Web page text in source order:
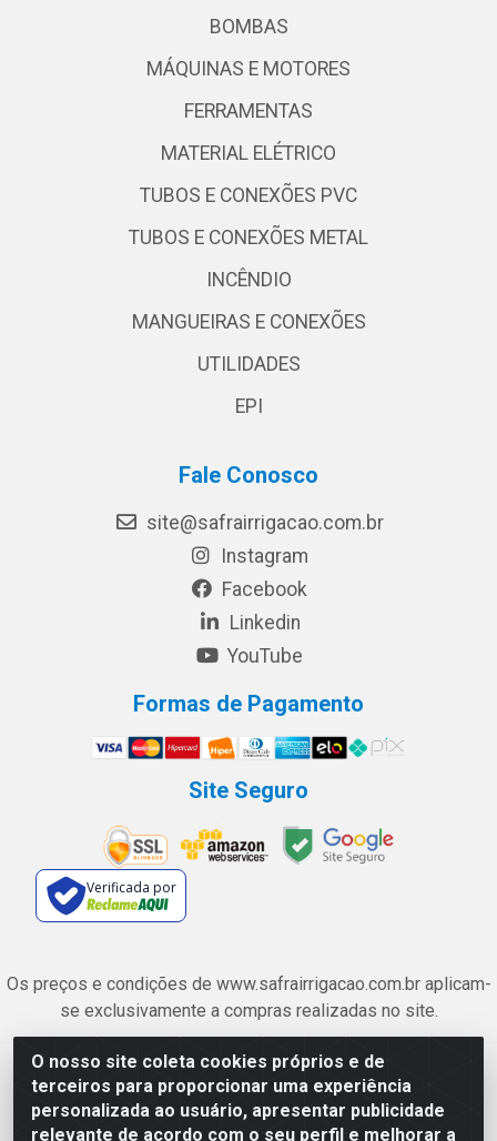
O nosso site coleta cookies próprios e de
terceiros para proporcionar uma experiência
personalizada ao usuário, apresentar publicidade
relevante de acordo com o seu perfil e melhorar a
BOMBAS
MÁQUINAS E MOTORES
FERRAMENTAS
MATERIAL ELÉTRICO
TUBOS E CONEXÕES PVC
TUBOS E CONEXÕES METAL
INCÊNDIO
MANGUEIRAS E CONEXÕES
UTILIDADES
EPI
Fale Conosco
site@safrairrigacao.com.br
Instagram
Facebook
Linkedin
YouTube
Formas de Pagamento
Site Seguro
Verificada por
Os preços e condições de www.safrairrigacao.com.br aplicam-
se exclusivamente a compras realizadas no site.
Safra Agrícola e Pecuária LTDA - Avenida Castelo Branco, 5330 -
Esplanada dos Anicuns, Goiânia/GO - CEP 74.433-205 - CNPJ
06.315.490/0001-00